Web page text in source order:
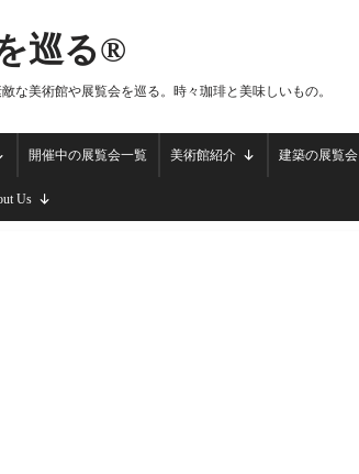
巡る®
な美術館や展覧会を巡る。時々珈琲と美味しいもの。
開催中の展覧会一覧 美術館紹介 建築の展覧会
Us